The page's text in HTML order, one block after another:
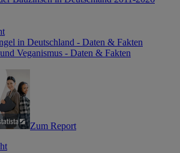
in Deutschland - Daten & Fakten
Veganismus - Daten & Fakten
Zum Report